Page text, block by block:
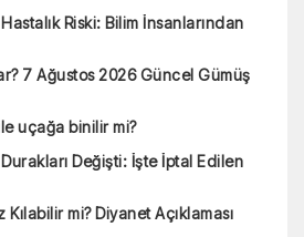
Riski: Bilim İnsanlarından
7 Ağustos 2026 Güncel Gümüş
uçağa binilir mi?
Değişti: İşte İptal Edilen
mi? Diyanet Açıklaması